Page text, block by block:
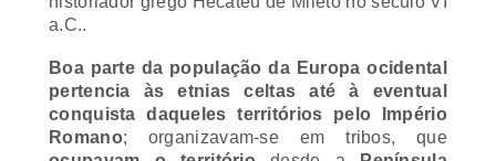
a.C..
pertencia às etnias celtas até à eventual
conquista daqueles territórios pelo Império
Romano; organizavam-se em tribos, que
ocupavam o territóriodesde aPenínsula